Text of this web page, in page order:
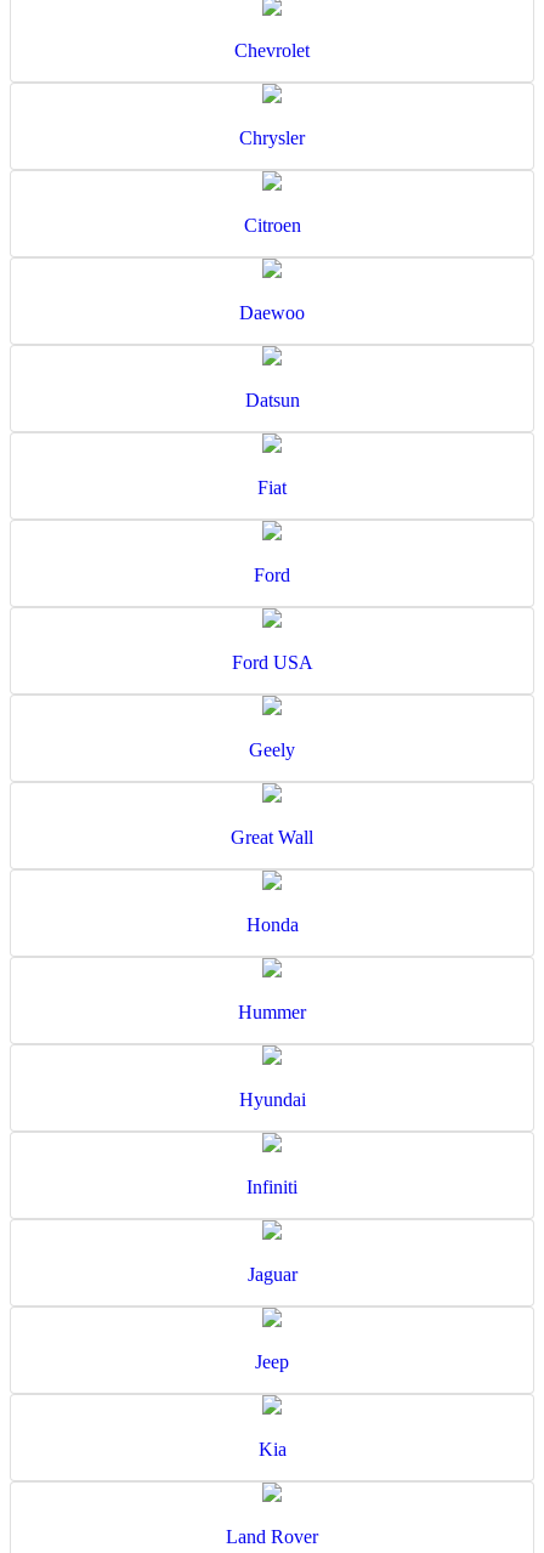
Chevrolet
Chrysler
Citroen
Daewoo
Datsun
Fiat
Ford
Ford USA
Geely
Great Wall
Honda
Hummer
Hyundai
Infiniti
Jaguar
Jeep
Kia
Land Rover